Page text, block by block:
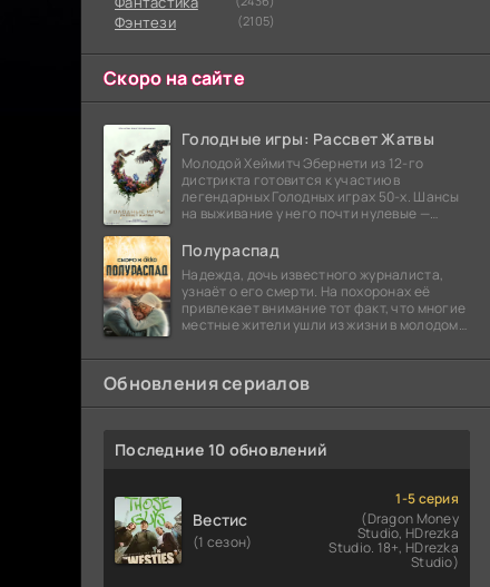
Фэнтези (2105)
Скоро на сайте
Голодные игры: Рассвет Жатвы
Молодой Хеймитч Эбернети из 12-го
дистрикта готовится к участию в
легендарных Голодных играх 50-х. Шансы
на выживание у него почти нулевые —
победу еще сорок
Полураспад
Надежда, дочь известного журналиста,
узнаёт о его смерти. На похоронах её
привлекает внимание тот факт, что многие
местные жители ушли из жизни в молодом
бомбы
Обновления сериалов
Последние 10 обновлений
Вестис
(1 сезон)
1-5 серия
(Dragon Money
Studio, HDrezka
Studio. 18+, HDrezka
Studio)